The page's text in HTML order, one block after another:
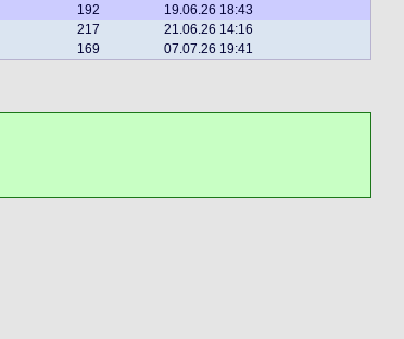
192 19.06.26 18:43
217 21.06.26 14:16
169 07.07.26 19:41